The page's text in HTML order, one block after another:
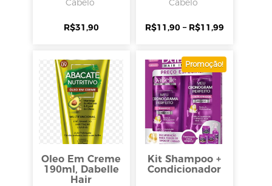
Cabelo
R$31,90
Cabelo
R$11,90 – R$11,99
Oleo Em Creme
190ml, Dabelle
Hair
Promoção!
Kit Shampoo +
Condicionador